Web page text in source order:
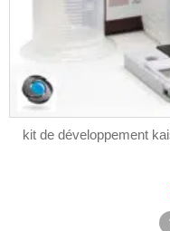
kit de développement